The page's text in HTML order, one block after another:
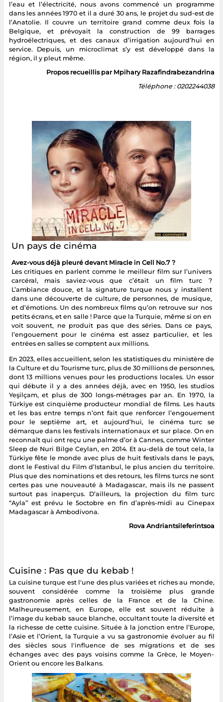
l’eau et l’électricité, nous avons commencé un programme
dans les années 1970 et il a duré 30 ans, le projet du sud-est de
l’Anatolie. Il couvre un territoire grand comme deux fois la
Belgique, et prévoyait la construction de 99 barrages
hydroélectriques, et des canaux d’irrigation aujourd’hui en
service. Depuis, un microclimat s’y est développé dans la
région, il y pleut même.
Propos recueillis par Mpihary Razafindrabezandrina
Téléphone : 0202244038
Un pays de cinéma
Avez-vous déjà pleuré devant Miracle in Cell No.7 ?
Les critiques en parlent comme le meilleur film sur l’univers
carcéral, mais saviez-vous que c’était un film turc ?
L’ambiance douce, et la signature turque nous y installent
dans une découverte de culture, de personnes, de musique,
et d’émotions. Un des nombreux films qu’on retrouve sur nos
petits écrans, et en salle ! Parce que la Turquie, même si on en
voit souvent, ne produit pas que des séries. Dans ce pays,
l’engouement pour le cinéma est assez particulier, et les
entrées en salles se comptent aux millions.
En 2023, elles accueillent, selon les statistiques du ministère de
la Culture et du Tourisme turc, plus de 30 millions de personnes,
dont 13 millions venues pour les productions locales. Un essor
qui débute il y a des années déjà, avec en 1950, les studios
Yeşilçam, et plus de 300 longs-métrages par an. En 1970, la
Türkiye est cinquième producteur mondial de films. Les hauts
et les bas entre temps n’ont fait que renforcer l’engouement
pour le septième art, et aujourd’hui, le cinéma turc se
démarque dans les festivals internationaux et sur place. On en
reconnaît qui ont reçu une palme d’or à Cannes, comme Winter
Sleep de Nuri Bilge Ceylan, en 2014. Et au-delà de tout cela, la
Türkiye fête le monde avec plus de huit festivals dans le pays,
dont le Festival du Film d’Istanbul, le plus ancien du territoire.
Plus que des nominations et des retours, les films turcs ne sont
certes pas une nouveauté à Madagascar, mais ils ne passent
surtout pas inaperçus. D’ailleurs, la projection du film turc
“Ayla’’ est prévu le 5octobre en fin d’après-midi au Cinepax
Madagascar à Ambodivona.
Rova Andriantsileferintsoa
Cuisine : Pas que du kebab !
La cuisine turque est l'une des plus variées et riches au monde,
souvent considérée comme la troisième plus grande
gastronomie après celles de la France et de la Chine.
Malheureusement, en Europe, elle est souvent réduite à
l’image du kebab sauce blanche, occultant toute la diversité et
la richesse de cette cuisine. Située à la jonction entre l’Europe,
l’Asie et l’Orient, la Turquie a vu sa gastronomie évoluer au fil
des siècles sous l'influence de ses migrations et de ses
échanges avec des pays voisins comme la Grèce, le Moyen-
Orient ou encore les Balkans.